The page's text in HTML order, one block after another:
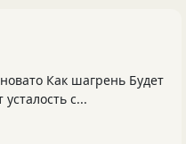
Как шагрень Будет
с...